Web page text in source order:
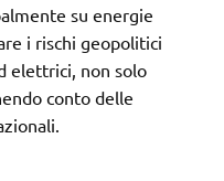
su energie
i rischi geopolitici
elettrici, non solo
conto delle